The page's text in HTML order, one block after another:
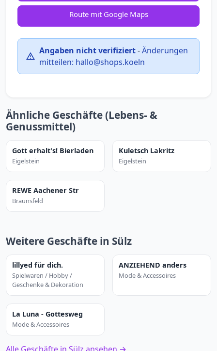
Route mit Google Maps
Angaben nicht verifiziert-Änderungen
mitteilen: hallo@shops.koeln
Ähnliche Geschäfte (Lebens- &
Genussmittel)
Gott erhalt's! Bierladen
Eigelstein
Kuletsch Lakritz
Eigelstein
REWE Aachener Str
Braunsfeld
Weitere Geschäfte in Sülz
lillyed für dich.
Spielwaren / Hobby /
Geschenke & Dekoration
ANZIEHEND anders
Mode & Accessoires
La Luna - Gottesweg
Mode & Accessoires